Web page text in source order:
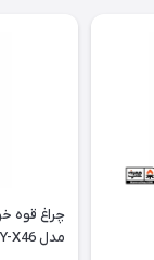
مدل ZY-X46